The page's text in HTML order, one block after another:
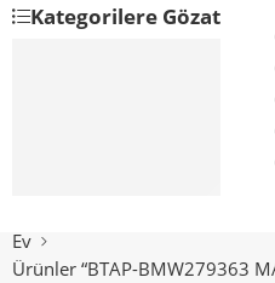
Kategorilere Gözat
Ev
Ürünler “BTAP-BMW279363